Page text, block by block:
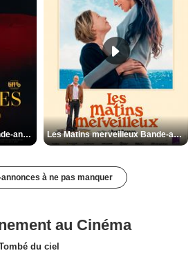
Les Silences de Riyad Bande-annonce VO STFR Les Matins merveilleux Bande-annonce VF
à ne pas manquer
au Cinéma
du ciel